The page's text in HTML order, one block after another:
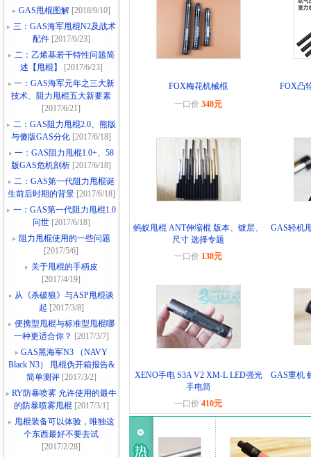
GAS甩棍图解 [2018/9/10]
三：GAS海军甩棍N2及战术
配件 [2017/6/23]
二：乙烯基若干特性问题简
述【甩棍】
[2017/6/23]
一：GAS海军元年之三大新
技术、阻力甩棍五大新要素
[2017/6/21]
二：GAS阻力甩棍2.0、熊版
与傻版GAS分化 [2017/6/18]
一：GAS阻力甩棍1.0+、58
版GAS危机剖析 [2017/6/18]
二：GAS第一代阻力甩棍诞
生前后时期的背景 [2017/6/18]
一：GAS第一代阻力甩棍1.0
问世 [2017/6/18]
阻力甩棍使用的一些问题
[2017/5/6]
关于甩棍的手柄皮
[2017/4/19]
从《杀破狼》与ASP甩棍谈
起 [2017/3/8]
便携型甩棍与标准型甩棍哪
一种更适合你？ [2017/3/7]
GAS黑海军N3 （NAVY
Black N3） 甩棍伪开箱报告&
简单测评 [2017/3/2]
RY防暴喷雾 允许使用的最牛
的防暴喷雾甩棍 [2017/3/1]
甩棍装备可以体验，唯独这
个东西最好不要去试
[2017/2/28]
FOX梅花机械棍
一口价348元
FOX凸
蚂蚁甩棍 ANT伸缩棍 版本、镀层、
尺寸 选择专题
一口价 138元
GAS轻机
XENO手电 S3A V2 XM-L LED强光
手电筒
一口价410元
GAS重机